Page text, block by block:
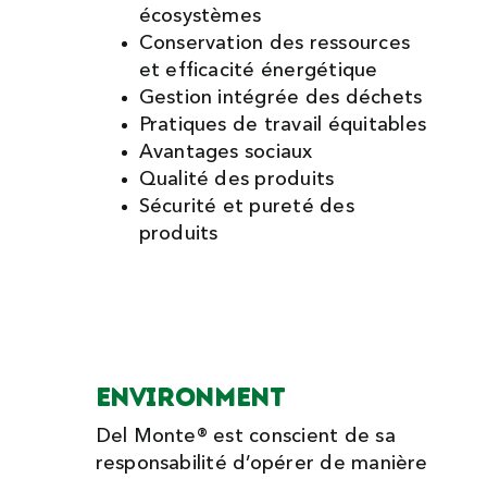
écosystèmes
Conservation des ressources
et efficacité énergétique
Gestion intégrée des déchets
Pratiques de travail équitables
Avantages sociaux
Qualité des produits
Sécurité et pureté des
produits
ENVIRONMENT
Del Monte® est conscient de sa
responsabilité d’opérer de manière